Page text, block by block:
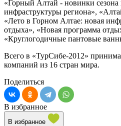
«Горный Алтай - новинки сезона
инфраструктуры региона»,
«Лето в Горном Алтае: новая
отдыха», «Новая программа
«Круглогодичные пантовые
Всего в «ТурСибе-2012»
компаний из 16 стран мира.
Поделиться
В избранное
В избранное